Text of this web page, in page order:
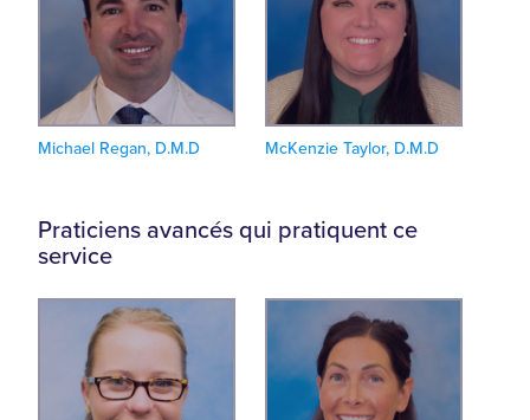
Michael Regan, D.M.D McKenzie Taylor, D.M.D
Praticiens avancés qui pratiquent ce
service